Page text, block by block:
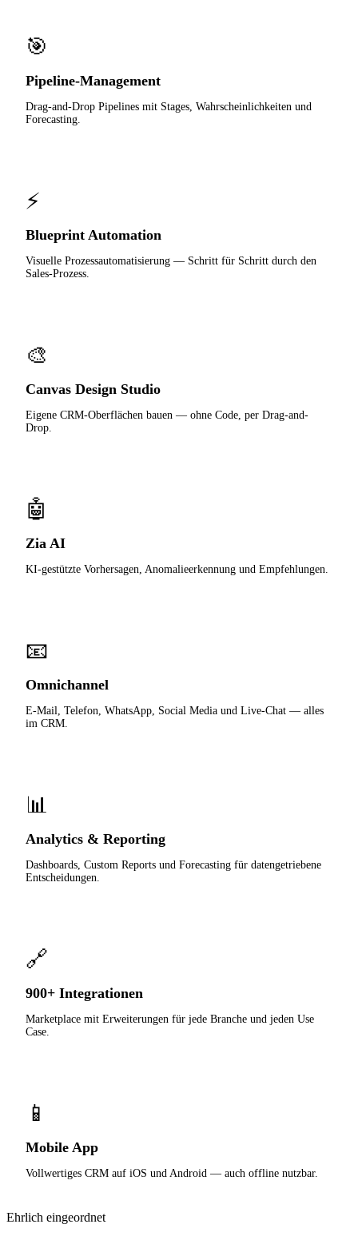
🎯
Pipeline-Management
Drag-and-Drop Pipelines mit Stages, Wahrscheinlichkeiten und
Forecasting.
⚡
Blueprint Automation
Visuelle Prozessautomatisierung — Schritt für Schritt durch den
Sales-Prozess.
🎨
Canvas Design Studio
Eigene CRM-Oberflächen bauen — ohne Code, per Drag-and-
Drop.
🤖
Zia AI
KI-gestützte Vorhersagen, Anomalieerkennung und Empfehlungen.
📧
Omnichannel
E-Mail, Telefon, WhatsApp, Social Media und Live-Chat — alles
im CRM.
📊
Analytics & Reporting
Dashboards, Custom Reports und Forecasting für datengetriebene
Entscheidungen.
🔗
900+ Integrationen
Marketplace mit Erweiterungen für jede Branche und jeden Use
Case.
📱
Mobile App
Vollwertiges CRM auf iOS und Android — auch offline nutzbar.
Ehrlich eingeordnet